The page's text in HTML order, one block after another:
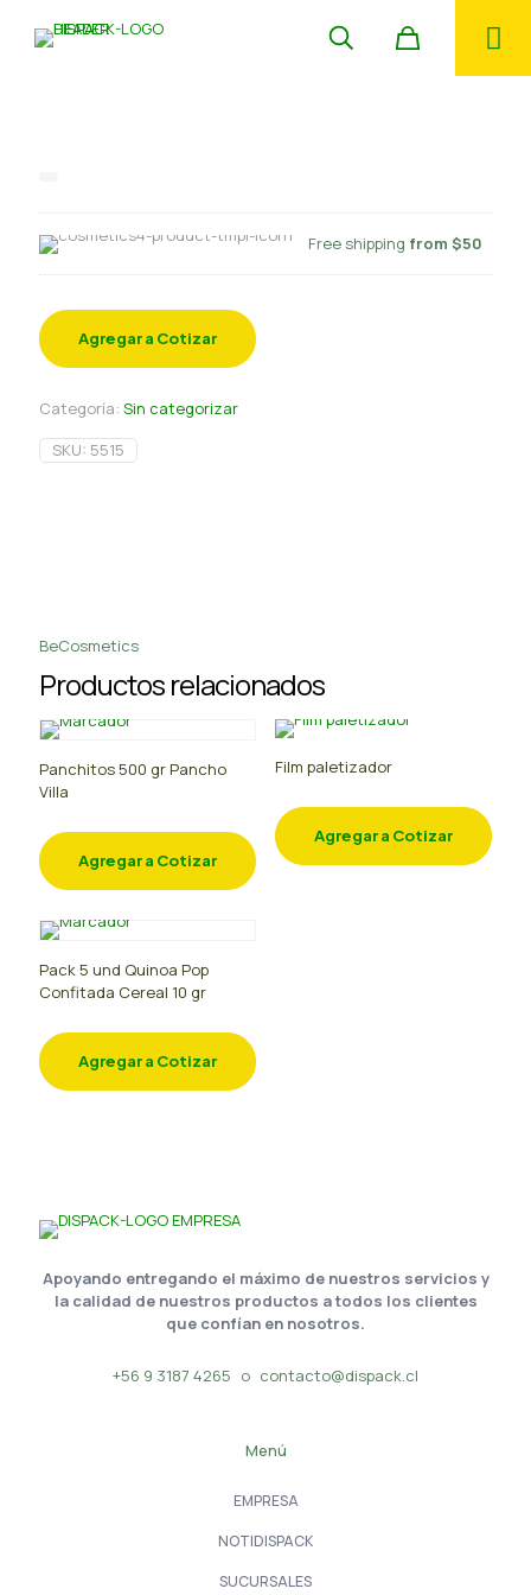
Free shipping from $50
Agregar a Cotizar
Categoría: Sin categorizar
SKU: 5515
BeCosmetics
Productos relacionados
Panchitos 500 gr Pancho
Villa
Agregar a Cotizar
Film paletizador
Agregar a Cotizar
Pack 5 und Quinoa Pop
Confitada Cereal 10 gr
Agregar a Cotizar
Apoyando entregando el máximo de nuestros servicios y
la calidad de nuestros productos a todos los clientes
que confían en nosotros.
+56 9 3187 4265 o contacto@dispack.cl
Menú
EMPRESA
NOTIDISPACK
SUCURSALES